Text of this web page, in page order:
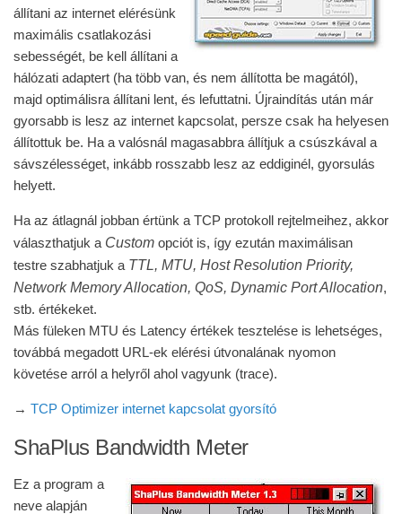
állítani az internet elérésünk
maximális csatlakozási
sebességét, be kell állítani a
hálózati adaptert (ha több van, és nem állította be magától),
majd optimálisra állítani lent, és lefuttatni. Újraindítás után már
gyorsabb is lesz az internet kapcsolat, persze csak ha helyesen
állítottuk be. Ha a valósnál magasabbra állítjuk a csúszkával a
sávszélességet, inkább rosszabb lesz az eddiginél, gyorsulás
helyett.
Ha az átlagnál jobban értünk a TCP protokoll rejtelmeihez, akkor
választhatjuk a Custom opciót is, így ezután maximálisan
testre szabhatjuk a TTL, MTU, Host Resolution Priority,
Network Memory Allocation, QoS, Dynamic Port Allocation,
stb. értékeket.
Más füleken MTU és Latency értékek tesztelése is lehetséges,
továbbá megadott URL-ek elérési útvonalának nyomon
követése arról a helyről ahol vagyunk (trace).
→ TCP Optimizer internet kapcsolat gyorsító
ShaPlus Bandwidth Meter
Ez a program a
neve alapján